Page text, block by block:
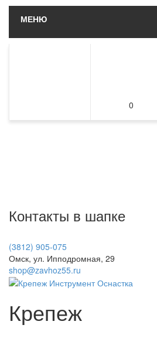
МЕНЮ
0
Контакты в шапке
(3812) 905-075
Омск, ул. Ипподромная, 29
shop@zavhoz55.ru
Крепеж